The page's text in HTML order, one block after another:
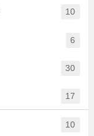
10
6
30
17
10